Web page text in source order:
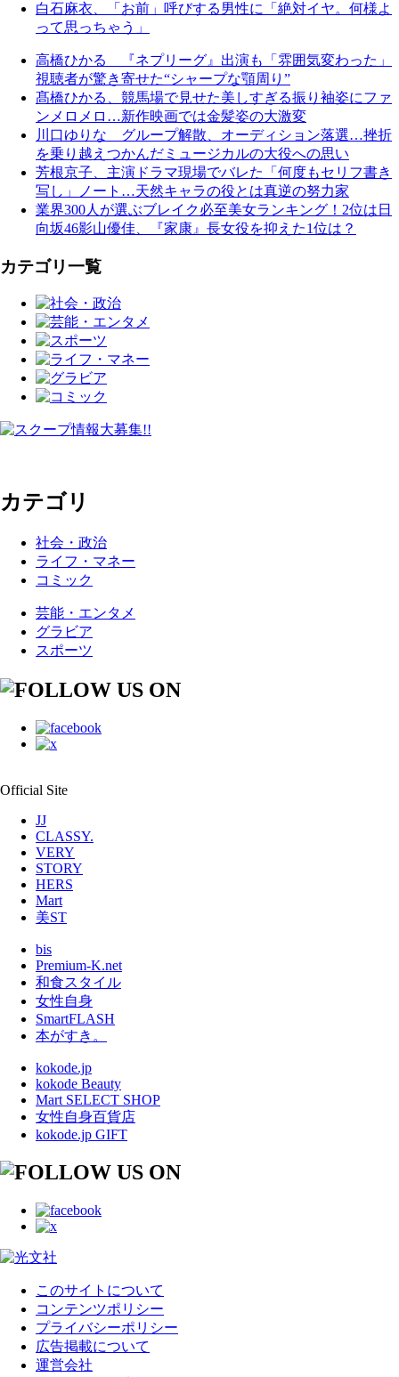
白石麻衣、「お前」呼びする男性に「絶対イヤ。何様よ
って思っちゃう」
高橋ひかる 『ネプリーグ』出演も「雰囲気変わった」
視聴者が驚き寄せた“シャープな顎周り”
髙橋ひかる、競馬場で見せた美しすぎる振り袖姿にファ
ンメロメロ…新作映画では金髪姿の大激変
川口ゆりな グループ解散、オーディション落選…挫折
を乗り越えつかんだミュージカルの大役への思い
芳根京子、主演ドラマ現場でバレた「何度もセリフ書き
写し」ノート…天然キャラの役とは真逆の努力家
業界300人が選ぶブレイク必至美女ランキング！2位は日
向坂46影山優佳、『家康』長女役を抑えた1位は？
カテゴリ一覧
カテゴリ
社会・政治
ライフ・マネー
コミック
芸能・エンタメ
グラビア
スポーツ
Official Site
JJ
CLASSY.
VERY
STORY
HERS
Mart
美ST
bis
Premium-K.net
和食スタイル
女性自身
SmartFLASH
本がすき。
kokode.jp
kokode Beauty
Mart SELECT SHOP
女性自身百貨店
kokode.jp GIFT
このサイトについて
コンテンツポリシー
プライバシーポリシー
広告掲載について
運営会社